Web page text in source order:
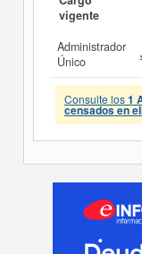
vigente
Administrador
Único
Consulte los1
censados en